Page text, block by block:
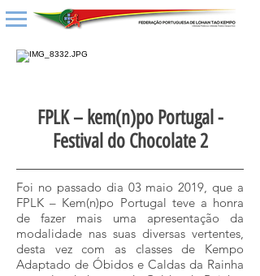
FPLK – kem(n)po Portugal -
Festival do Chocolate 2
Foi no passado dia 03 maio 2019, que a
FPLK – Kem(n)po Portugal teve a honra
de fazer mais uma apresentação da
modalidade nas suas diversas vertentes,
desta vez com as classes de Kempo
Adaptado de Óbidos e Caldas da Rainha